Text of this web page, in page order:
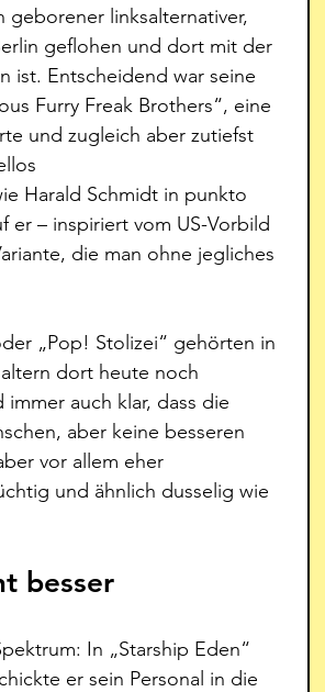
geborener linksalternativer,
geflohen und dort mit der
ist. Entscheidend war seine
Furry Freak Brothers“, eine
und zugleich aber zutiefst
Harald Schmidt in punkto
er – inspiriert vom US-Vorbild
die man ohne jegliches
„Pop! Stolizei“ gehörten in
dort heute noch
auch klar, dass die
aber keine besseren
vor allem eher
und ähnlich dusselig wie
besser
In „Starship Eden“
er sein Personal in die